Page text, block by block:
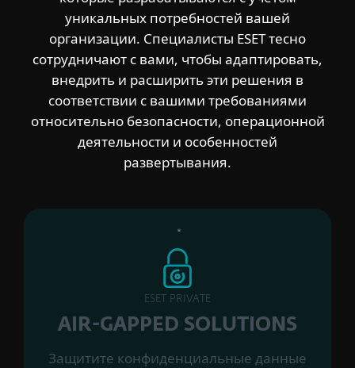
уникальных потребностей вашей
организации. Специалисты ESET тесно
сотрудничают с вами, чтобы адаптировать,
внедрить и расширить эти решения в
соответствии с вашими требованиями
относительно безопасности, операционной
деятельности и особенностей
развертывания.
ESET PRIVATE
AIR-GAPPED SOLUTIONS
Защитите конфиденциальные данные